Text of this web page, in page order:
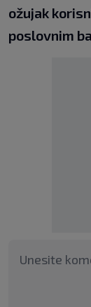
ožujak
poslovnim